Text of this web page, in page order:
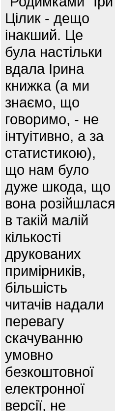
Цілик - дещо
інакший. Це
була настільки
вдала Ірина
книжка (а ми
знаємо, що
говоримо, - не
інтуітивно, а за
статистикою),
що нам було
дуже шкода, що
вона розійшлася
в такій малій
кількості
друкованих
примірників,
більшість
читачів надали
перевагу
скачуванню
умовно
безкоштовної
електронної
версії, не